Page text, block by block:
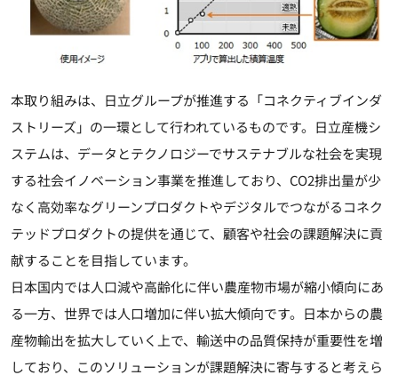
本取り組みは、日立グループが推進する「コネクティブインダ
ストリーズ」の一環として行われているものです。日立産機シ
ステムは、データとテクノロジーでサステナブルな社会を実現
する社会イノベーション事業を推進しており、CO2排出量が少
なく高効率なグリーンプロダクトやデジタルでつながるコネク
テッドプロダクトの提供を通じて、顧客や社会の課題解決に貢
献することを目指しています。
日本国内では人口減や高齢化に伴い農産物市場が縮小傾向にあ
る一方、世界では人口増加に伴い拡大傾向です。日本からの農
産物輸出を拡大していく上で、輸送中の品質保持が重要性を増
しており、このソリューションが課題解決に寄与すると考えら